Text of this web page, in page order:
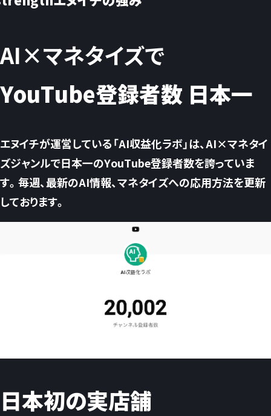
AI×マネタイズで
YouTube登録者数 日本一
エヌイチが運営している「AI収益化ラボ」は、AI×マネタイ
ズジャンルで日本一のYouTube登録者数を誇っていま
す。毎週、最新のAI情報、マネタイズへの応用方法を更新
しております。
日本初の実店舗